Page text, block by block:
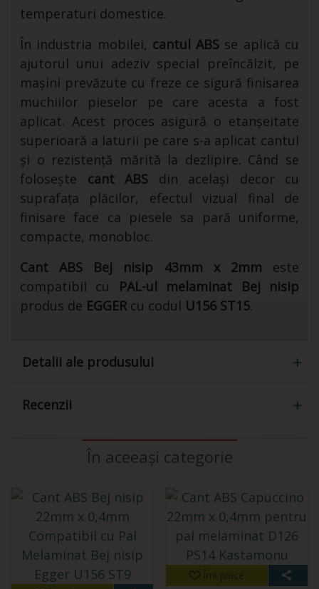
temperaturi domestice.
În industria mobilei, cantul ABS se aplică cu
ajutorul unui adeziv special preîncălzit, pe
mașini prevăzute cu freze ce sigură finisarea
muchiilor pieselor pe care acesta a fost
aplicat. Acest proces asigură o etanșeitate
superioară a laturii pe care s-a aplicat cantul
și o rezistență mărită la dezlipire. Când se
folosește cant ABS din același decor cu
suprafața plăcilor, efectul vizual final de
finisare face ca piesele sa pară uniforme,
compacte, monobloc.
Cant ABS Bej nisip 43mm x 2mm este
compatibil cu PAL-ul melaminat
Bej nisip
produs de EGGERcu codul U156 ST15.
Detalii ale produsului
Recenzii
În aceeași categorie